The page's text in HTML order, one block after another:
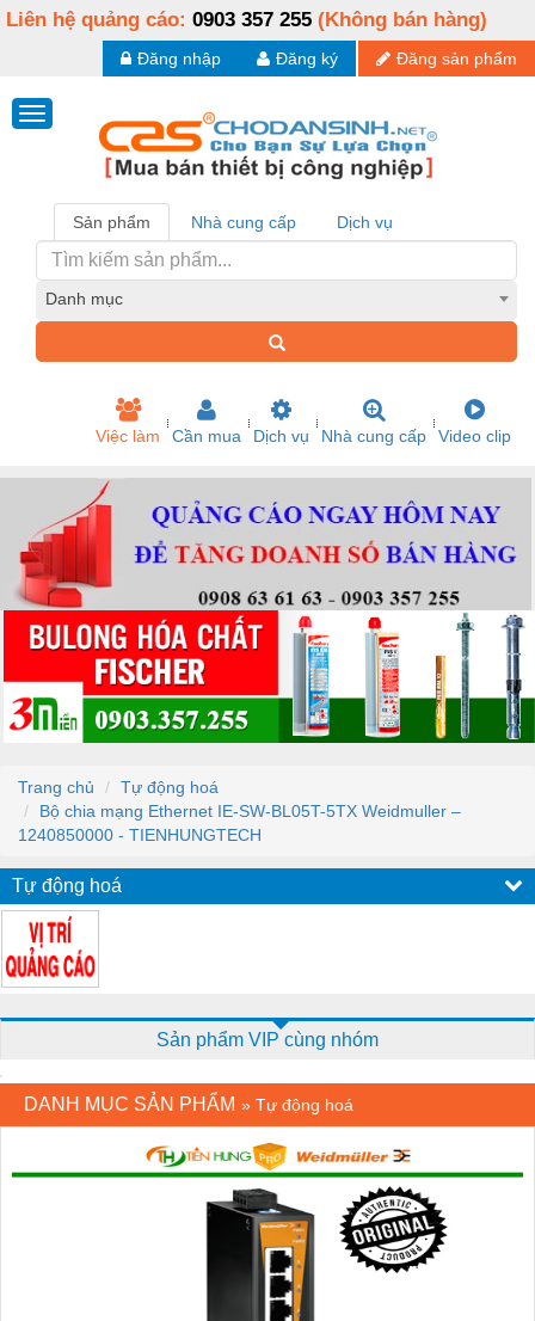
Liên hệ quảng cáo: 0903 357 255 (Không bán hàng)
Đăng sản phẩm
Đăng ký
Đăng nhập
Sản phẩm Nhà cung cấp Dịch vụ
Danh mục
Việc làm Cần mua Dịch vụ Nhà cung cấp Video clip
Trang chủ
Tự động hoá
Bộ chia mạng Ethernet IE-SW-BL05T-5TX Weidmuller –
1240850000 - TIENHUNGTECH
Tự động hoá
Sản phẩm VIP cùng nhóm
DANH MỤC SẢN PHẨM » Tự động hoá